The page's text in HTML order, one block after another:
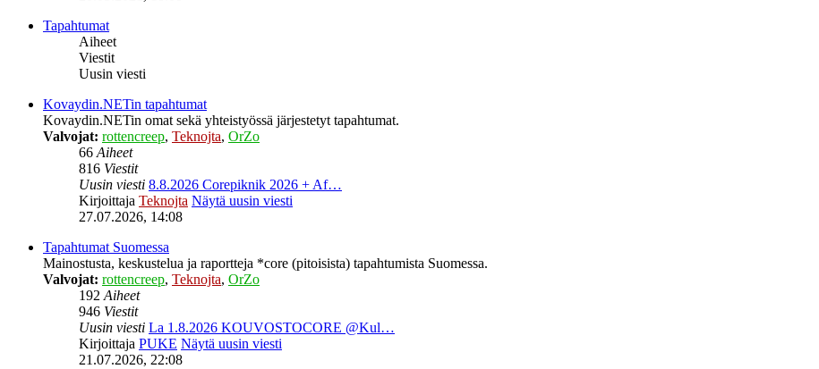
Tapahtumat
Aiheet
Viestit
Uusin viesti
Kovaydin.NETin tapahtumat
Kovaydin.NETin omat sekä yhteistyössä järjestetyt tapahtumat.
Valvojat: rottencreep, Teknojta, OrZo
66Aiheet
816 Viestit
Uusin viesti 8.8.2026 Corepiknik 2026 + Af…
Kirjoittaja Teknojta Näytä uusin viesti
27.07.2026, 14:08
Tapahtumat Suomessa
Mainostusta, keskustelua ja raportteja *core (pitoisista) tapahtumista Suomessa.
Valvojat: rottencreep, Teknojta, OrZo
192Aiheet
946 Viestit
Uusin viesti La 1.8.2026 KOUVOSTOCORE @Kul…
Kirjoittaja PUKE Näytä uusin viesti
21.07.2026, 22:08